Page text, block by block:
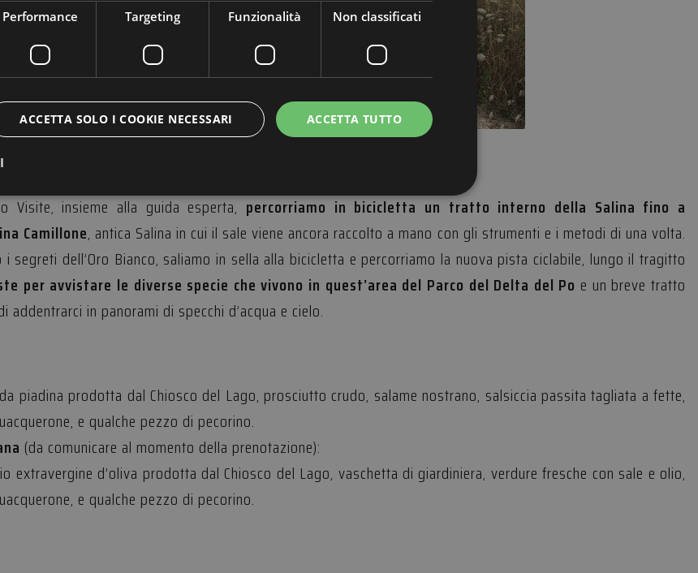
e Birdwatching
Visite, insieme alla guida esperta, percorriamo in bicicletta un tratto interno della Salina fino a
Camillone, antica Salina in cui il sale viene ancora raccolto a mano con gli strumenti e i metodi di una volta.
segreti dell’Oro Bianco, saliamo in sella alla bicicletta e percorriamo la nuova pista ciclabile, lungo il tragitto
per avvistare le diverse specie che vivono in quest’area del Parco del Delta del Po e un breve tratto
addentrarci in panorami di specchi d’acqua e cielo.
piadina prodotta dal Chiosco del Lago, prosciutto crudo, salame nostrano, salsiccia passita tagliata a fette,
e qualche pezzo di pecorino.
(da comunicare al momento della prenotazione):
extravergine d’oliva prodotta dal Chiosco del Lago, vaschetta di giardiniera, verdure fresche con sale e olio,
e qualche pezzo di pecorino.
Performance Targeting Funzionalità Non classificati
ACCETTA TUTTO
ACCETTA SOLO I COOKIE NECESSARI
necessari Performance Targeting Funzionalità Non classificati
consentono le funzionalità principali del sito web come l'accesso dell'utente e la gestione
essere utilizzato correttamente senza i cookie strettamente necessari.
/
settimane
2 giorni
ricordare le preferenze di consenso sui cookie dei visitatori. È
necessario che il banner dei cookie di Cookie-Script.com funzioni
di un identificatore generico utilizzato per mantenere le variabili di
sessione utente. Normalmente è un numero generato in modo
casuale, il modo in cui viene utilizzato può essere specifico per il
sito, ma un buon esempio è mantenere uno stato di accesso per un
utente tra le pagine.
/